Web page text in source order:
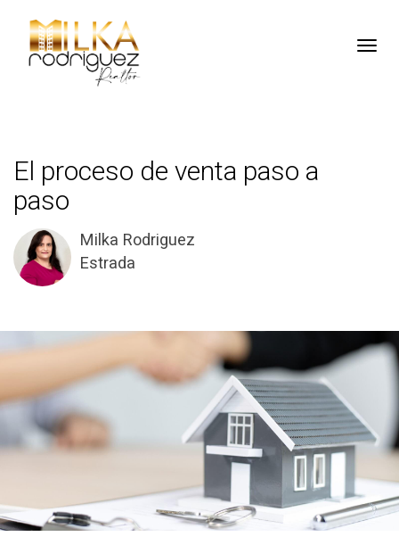
El proceso de venta paso a
paso
Milka Rodriguez
Estrada